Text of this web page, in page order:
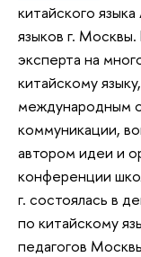
китайского
языков г.
эксперта на
китайскому
международным
коммуникации,
автором идеи и
конференции
г. состоялась в
по китайскому
педагогов